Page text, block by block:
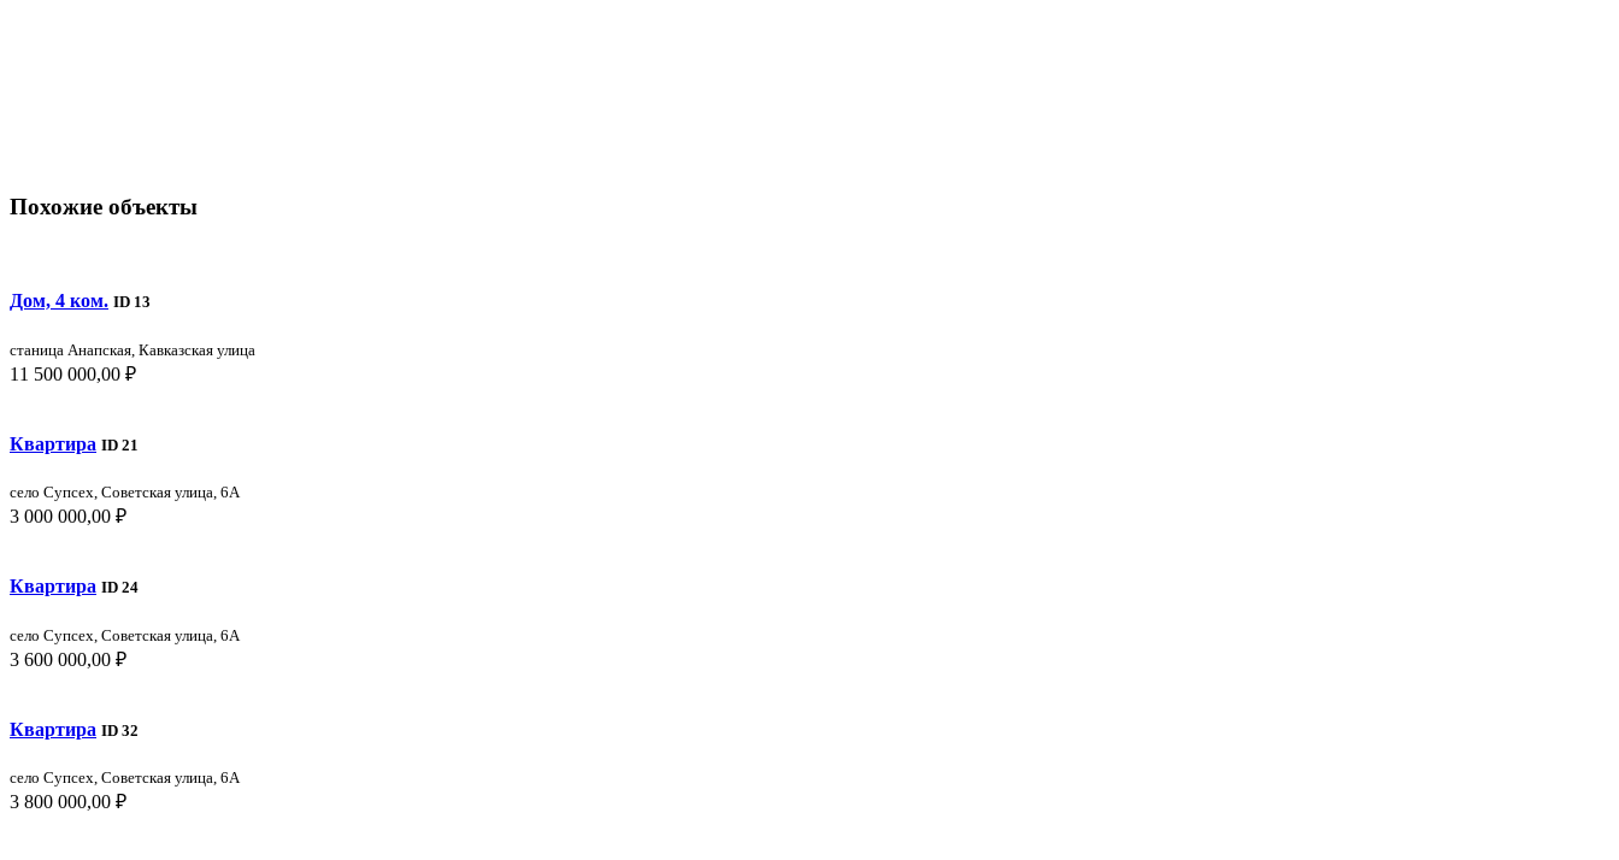
Похожие объекты
Дом, 4 ком. ID 13
станица Анапская, Кавказская улица
11 500 000,00 ₽
Квартира ID 21
село Супсех, Советская улица, 6А
3 000 000,00 ₽
Квартира ID 24
село Супсех, Советская улица, 6А
3 600 000,00 ₽
Квартира ID 32
село Супсех, Советская улица, 6А
3 800 000,00 ₽